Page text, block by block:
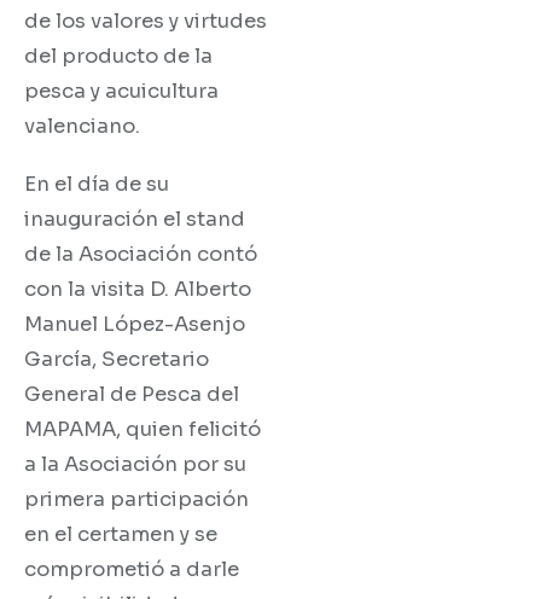
de los valores y virtudes
del producto de la
pesca y acuicultura
valenciano.
En el día de su
inauguración el stand
de la Asociación contó
con la visita D. Alberto
Manuel López-Asenjo
García, Secretario
General de Pesca del
MAPAMA, quien felicitó
a la Asociación por su
primera participación
en el certamen y se
comprometió a darle